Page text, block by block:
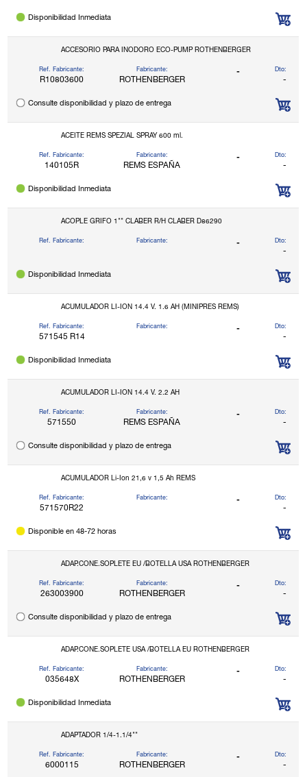
Disponibilidad Inmediata
ACCESORIO PARA INODORO ECO-PUMP ROTHENBERGER
Ref. Fabricante:
R10803600
Fabricante:
ROTHENBERGER
- Dto:
-
Consulte disponibilidad y plazo de entrega
ACEITE REMS SPEZIAL SPRAY 600 ml.
Ref. Fabricante:
140105R
Fabricante:
REMS ESPAÑA
- Dto:
-
Disponibilidad Inmediata
ACOPLE GRIFO 1"" CLABER R/H CLABER D86290
Ref. Fabricante: Fabricante: - Dto:
-
Disponibilidad Inmediata
ACUMULADOR LI-ION 14.4 V. 1.6 AH (MINIPRES REMS)
Ref. Fabricante:
571545 R14
Fabricante: - Dto:
-
Disponibilidad Inmediata
ACUMULADOR LI-ION 14.4 V. 2.2 AH
Ref. Fabricante:
571550
Fabricante:
REMS ESPAÑA
- Dto:
-
Consulte disponibilidad y plazo de entrega
ACUMULADOR Li-Ion 21,6 v 1,5 Ah REMS
Ref. Fabricante:
571570R22
Fabricante: - Dto:
-
Disponible en 48-72 horas
ADAP.CONE.SOPLETE EU /BOTELLA USA ROTHENBERGER
Ref. Fabricante:
263003900
Fabricante:
ROTHENBERGER
- Dto:
-
Consulte disponibilidad y plazo de entrega
ADAP.CONE.SOPLETE USA /BOTELLA EU ROTHENBERGER
Ref. Fabricante:
035648X
Fabricante:
ROTHENBERGER
- Dto:
-
Disponibilidad Inmediata
ADAPTADOR 1/4-1.1/4""
Ref. Fabricante:
6000115
Fabricante:
ROTHENBERGER
- Dto:
-